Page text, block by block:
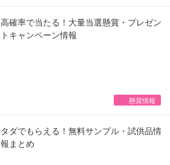
高確率で当たる！大量当選懸賞・プレゼン
トキャンペーン情報
懸賞情報
タダでもらえる！無料サンプル・試供品情
報まとめ